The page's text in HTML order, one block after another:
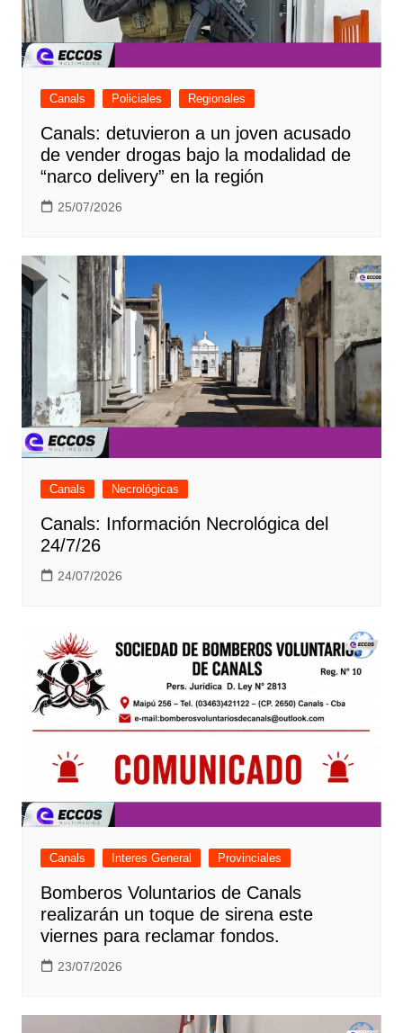
Canals Policiales Regionales
Canals: detuvieron a un joven acusado
de vender drogas bajo la modalidad de
“narco delivery” en la región
25/07/2026
Canals Necrológicas
Canals: Información Necrológica del
24/7/26
24/07/2026
Canals Interes General Provinciales
Bomberos Voluntarios de Canals
realizarán un toque de sirena este
viernes para reclamar fondos.
23/07/2026